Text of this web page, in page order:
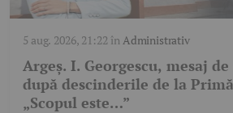
5 aug. 2026, 21:22 înAdministrativ
Argeș. I. Georgescu, mesaj
după descinderile de la
„Scopul este…”